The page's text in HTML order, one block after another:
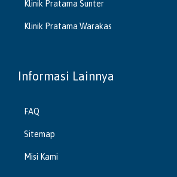
Klinik Pratama Sunter
Klinik Pratama Warakas
Informasi Lainnya
FAQ
Sitemap
Misi Kami